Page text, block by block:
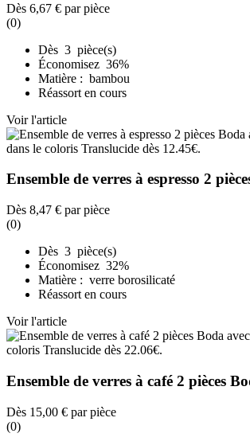
Dès 6,67 € par pièce
(0)
Dès 3 pièce(s)
Économisez 36%
Matière : bambou
Réassort en cours
Voir l'article
Ensemble de verres à espresso 2
Dès 8,47 € par pièce
(0)
Dès 3 pièce(s)
Économisez 32%
Matière : verre borosilicaté
Réassort en cours
Voir l'article
Ensemble de verres à café 2 pièces
Dès 15,00 € par pièce
(0)